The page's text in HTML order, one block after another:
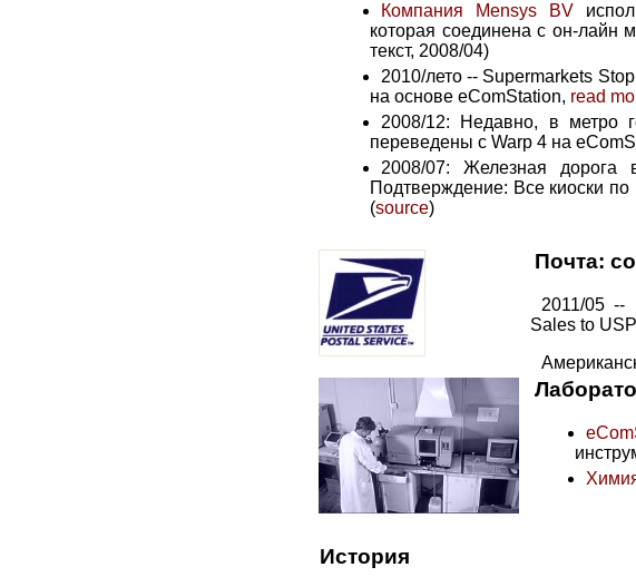
Компания Mensys BV
которая соединена с он-лайн
текст, 2008/04)
2010/лето -- Supermarkets
на основе eComStation, read
2008/12: Недавно, в метро
переведены с Warp 4 на
2008/07: Железная
Подтверждение: Все киоски
(source)
Почта:
2011/05 --
Sales to
История